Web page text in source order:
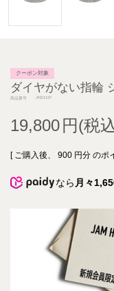
クーポン対象
ダイヤがない指輪
商品番号 JNS1137
19,800
[ ご購入後、 900 円分 のポ
なら 月々